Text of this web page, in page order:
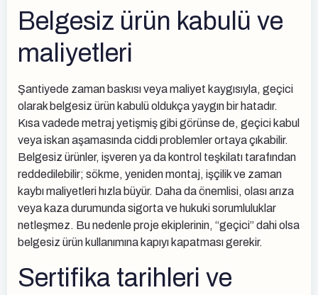
Belgesiz ürün kabulü ve
maliyetleri
Şantiyede zaman baskısı veya maliyet kaygısıyla, geçici
olarak belgesiz ürün kabulü oldukça yaygın bir hatadır.
Kısa vadede metraj yetişmiş gibi görünse de, geçici kabul
veya iskan aşamasında ciddi problemler ortaya çıkabilir.
Belgesiz ürünler, işveren ya da kontrol teşkilatı tarafından
reddedilebilir; sökme, yeniden montaj, işçilik ve zaman
kaybı maliyetleri hızla büyür. Daha da önemlisi, olası arıza
veya kaza durumunda sigorta ve hukuki sorumluluklar
netleşmez. Bu nedenle proje ekiplerinin, “geçici” dahi olsa
belgesiz ürün kullanımına kapıyı kapatması gerekir.
Sertifika tarihleri ve